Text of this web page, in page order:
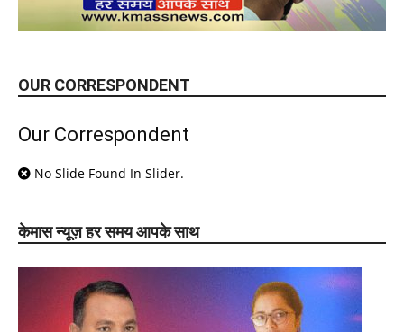
OUR CORRESPONDENT
Our Correspondent
No Slide Found In Slider.
केमास न्यूज़ हर समय आपके साथ